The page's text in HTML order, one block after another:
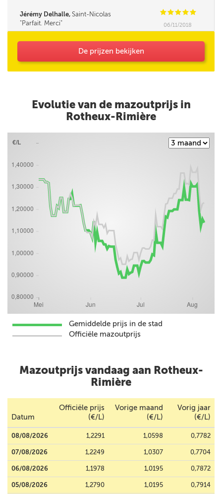
Jérémy Delhalle, Saint-Nicolas CCCCC
Parfait. Merci
06/11/2018
De prijzen bekijken
Evolutie van de mazoutprijs in
Rotheux-Rimière
Gemiddelde prijs in de stad
Officiële mazoutprijs
Mazoutprijs vandaag aan Rotheux-
Rimière
Datum
Officiële prijs
(€/L)
Vorige maand
(€/L)
Vorig jaar
(€/L)
08/08/2026 1,2291 1,0598 0,7782
07/08/2026 1,2249 1,0307 0,7704
06/08/2026 1,1978 1,0195 0,7872
05/08/2026 1,2790 1,0195 0,7914